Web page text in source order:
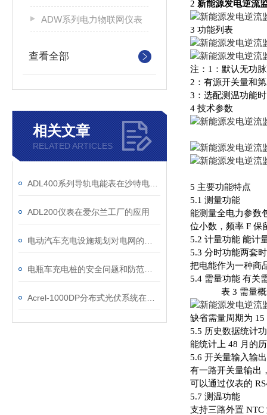
ADW系列电力物联网仪表
查看全部
相关文章
RELATED ARTICLES
ADL200仪表在爱尔兰工厂的应用
2 新能源发电逆流
3 功能列表
注：1：默认无功
2：有源开关量和
3：选配测温功能
4 技术参数
5 主要功能特点
5.1 测量功能
能测量全电力参数
位小数，频率 F 保
5.2 计量功能 能计
5.3 分时功能两套
把电能作为一种商
5.4 需量功能 有关
表 3 需量概
缺省需量周期为
5.5 历史数据统计
能统计上 48 月的
5.6 开关量输入输
有一路开关量输出
可以通过仪表的
5.7 测温功能
支持三路外置